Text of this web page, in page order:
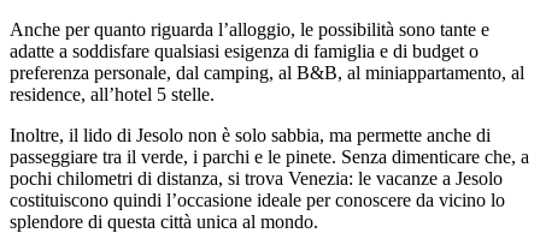
Anche per quanto riguarda l’alloggio, le possibilità sono tante e
adatte a soddisfare qualsiasi esigenza di famiglia e di budget o
preferenza personale, dal camping, al B&B, al miniappartamento, al
residence, all’hotel 5 stelle.
Inoltre, il lido di Jesolo non è solo sabbia, ma permette anche di
passeggiare tra il verde, i parchi e le pinete. Senza dimenticare che, a
pochi chilometri di distanza, si trova Venezia: le vacanze a Jesolo
costituiscono quindi l’occasione ideale per conoscere da vicino lo
splendore di questa città unica al mondo.